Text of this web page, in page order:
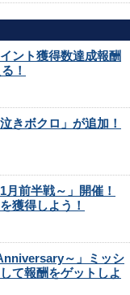
ント獲得数達成報酬
！
きボクロ」が追加！
前半戦～」開催！
獲得しよう！
～」ミッシ
て報酬をゲットしよ